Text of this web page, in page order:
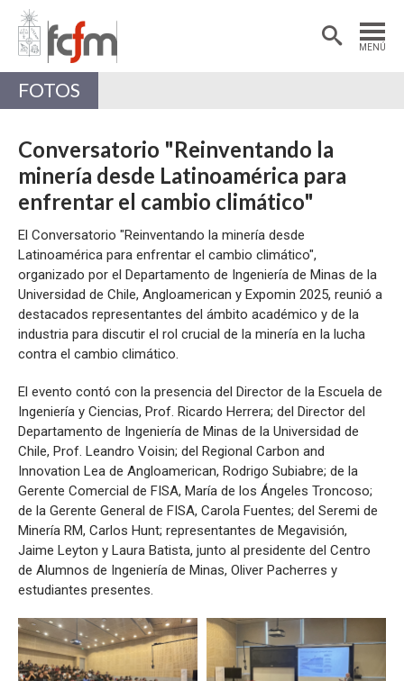
MENÚ
Estudiantes
Académicas/os
FOTOS
Conversatorio "Reinventando la
minería desde Latinoamérica para
enfrentar el cambio climático"
El Conversatorio "Reinventando la minería desde
Latinoamérica para enfrentar el cambio climático",
organizado por el Departamento de Ingeniería de Minas de la
Universidad de Chile, Angloamerican y Expomin 2025, reunió a
destacados representantes del ámbito académico y de la
industria para discutir el rol crucial de la minería en la lucha
contra el cambio climático.
El evento contó con la presencia del Director de la Escuela de
Ingeniería y Ciencias, Prof. Ricardo Herrera; del Director del
Departamento de Ingeniería de Minas de la Universidad de
Chile, Prof. Leandro Voisin; del Regional Carbon and
Innovation Lea de Angloamerican, Rodrigo Subiabre; de la
Gerente Comercial de FISA, María de los Ángeles Troncoso;
de la Gerente General de FISA, Carola Fuentes; del Seremi de
Minería RM, Carlos Hunt; representantes de Megavisión,
Jaime Leyton y Laura Batista, junto al presidente del Centro
de Alumnos de Ingeniería de Minas, Oliver Pacherres y
estudiantes presentes.
Zoom Zoom